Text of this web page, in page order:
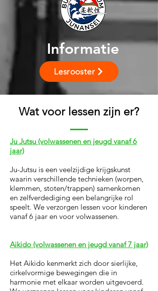
Informatie
Lesrooster
Wat voor lessen zijn er?
Ju Jutsu (volwassenen en jeugd vanaf 6
jaar)
Ju-Jutsu is een veelzijdige krijgskunst
waarin verschillende technieken (worpen,
klemmen, stoten/trappen) samenkomen
en zelfverdediging een belangrijke rol
speelt. We verzorgen lessen voor kinderen
vanaf 6 jaar en voor volwassenen.
Aikido (volwassenen en jeugd vanaf 7 jaar)
Het Aikido kenmerkt zich door sierlijke,
cirkelvormige bewegingen die in
harmonie met elkaar worden uitgevoerd.